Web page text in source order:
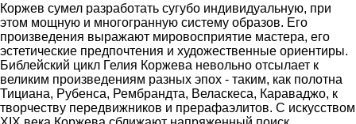
Коржев сумел разработать сугубо индивидуальную, при
этом мощную и многогранную систему образов. Его
произведения выражают мировосприятие мастера, его
эстетические предпочтения и художественные ориентиры.
Библейский цикл Гелия Коржева невольно отсылает к
великим произведениям разных эпох - таким, как полотна
Тициана, Рубенса, Рембрандта, Веласкеса, Караваджо, к
творчеству передвижников и прерафаэлитов. С искусством